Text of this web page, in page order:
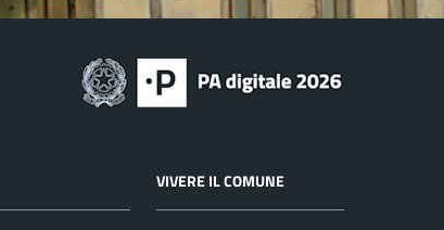
VIVERE IL COMUNE